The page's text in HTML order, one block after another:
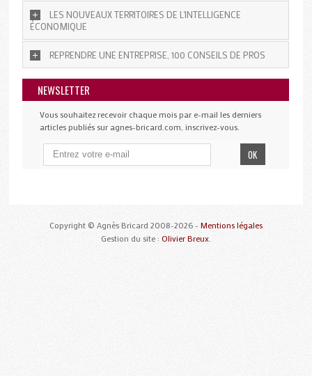
LES NOUVEAUX TERRITOIRES DE L'INTELLIGENCE
ÉCONOMIQUE
REPRENDRE UNE ENTREPRISE, 100 CONSEILS DE PROS
NEWSLETTER
Vous souhaitez recevoir chaque mois par e-mail les derniers
articles publiés sur agnes-bricard.com, inscrivez-vous.
Copyright © Agnès Bricard 2008-2026 - Mentions légales
Gestion du site : Olivier Breux.